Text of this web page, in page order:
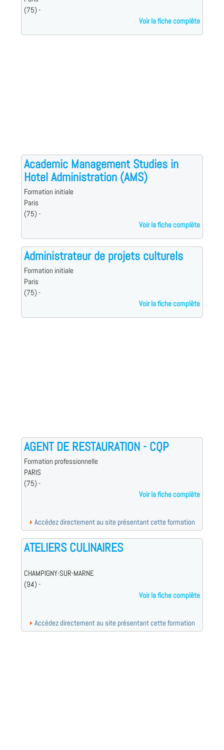
(75) -
Voir la fiche complète
Academic Management Studies in
Hotel Administration (AMS)
Formation initiale
Paris
(75) -
Voir la fiche complète
Administrateur de projets culturels
Formation initiale
Paris
(75) -
Voir la fiche complète
AGENT DE RESTAURATION - CQP
Formation professionnelle
PARIS
(75) -
Voir la fiche complète
Accédez directement au site présentant cette formation
ATELIERS CULINAIRES
CHAMPIGNY-SUR-MARNE
(94) -
Voir la fiche complète
Accédez directement au site présentant cette formation